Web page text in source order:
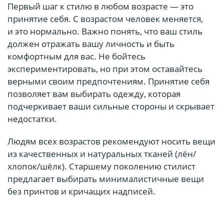
Первый шаг к стилю в любом возрасте — это
принятие себя. С возрастом человек меняется,
и это нормально. Важно понять, что ваш стиль
должен отражать вашу личность и быть
комфортным для вас. Не бойтесь
экспериментировать, но при этом оставайтесь
верными своим предпочтениям. Принятие себя
позволяет вам выбирать одежду, которая
подчеркивает ваши сильные стороны и скрывает
недостатки.
Людям всех возрастов рекомендуют носить вещи
из качественных и натуральных тканей (лён/
хлопок/шёлк). Старшему поколению стилист
предлагает выбирать минималистичные вещи
без принтов и кричащих надписей.